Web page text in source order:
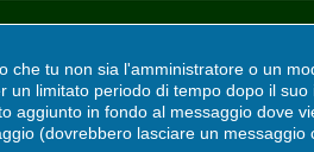
che tu non sia l'amministratore o un
limitato periodo di tempo dopo il
aggiunto in fondo al messaggio
(dovrebbero lasciare un